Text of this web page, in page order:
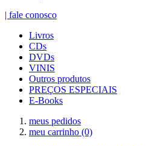
| fale conosco
Livros
CDs
DVDs
VINIS
Outros produtos
PREÇOS ESPECIAIS
E-Books
meus pedidos
meu carrinho (0)